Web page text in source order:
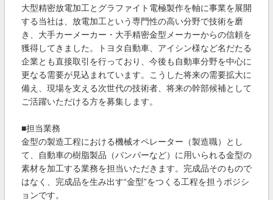
大型精密放電加工とグラファイト電極製作を軸に事業を展開
する当社は、放電加工という専門性の高い分野で技術を磨
き、大手カーメーカー・大手精密金型メーカーからの信頼を
獲得してきました。トヨタ自動車、アイシン様など名だたる
企業とも直接取引を行っており、今後も自動車分野を中心に
更なる需要が見込まれています。こうした将来の需要拡大に
備え、現場を支える次世代の技術者、将来の幹部候補として
ご活躍いただける方を募集します。
■担当業務
金型の製造工程における機械オペレーター（製造職）とし
て、自動車の樹脂製品（バンパーなど）に用いられる金型の
素材を加工する業務を担当いただきます。完成品そのもので
はなく、完成品を生み出す“金型”をつくる工程を担うポジシ
ョンです。